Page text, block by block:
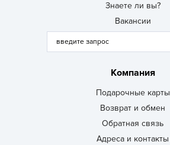
Знаете ли вы?
Вакансии
Компания
Подарочные карты
Возврат и обмен
Обратная связь
Адреса и контакты